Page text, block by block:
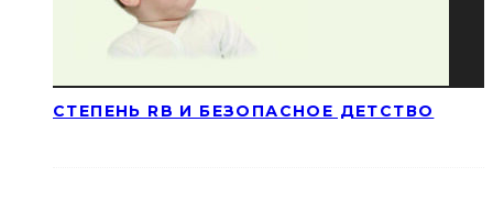
СТЕПЕНЬ RB И БЕЗОПАСНОЕ ДЕТСТВО